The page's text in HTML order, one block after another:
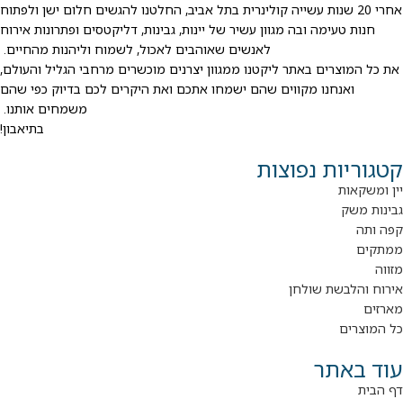
אחרי 20 שנות עשייה קולינרית בתל אביב, החלטנו להגשים חלום ישן ולפתוח
חנות טעימה ובה מגוון עשיר של יינות, גבינות, דליקטסים ופתרונות אירוח
לאנשים שאוהבים לאכול, לשמוח וליהנות מהחיים.
את כל המוצרים באתר ליקטנו ממגוון יצרנים מוכשרים מרחבי הגליל והעולם,
ואנחנו מקווים שהם ישמחו אתכם ואת היקרים לכם בדיוק כפי שהם
משמחים אותנו.
בתיאבון!
קטגוריות נפוצות
יין ומשקאות
גבינות משק
קפה ותה
ממתקים
מזווה
אירוח והלבשת שולחן
מארזים
כל המוצרים
עוד באתר
דף הבית